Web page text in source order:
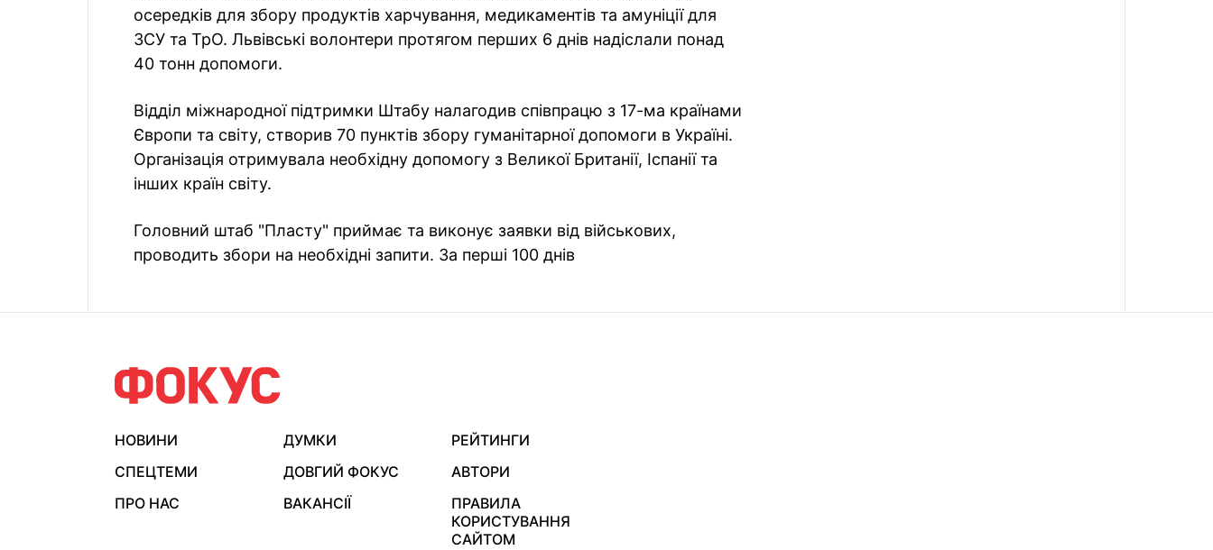
осередків для збору продуктів харчування, медикаментів та амуніції для
ЗСУ та ТрО. Львівські волонтери протягом перших 6 днів надіслали понад
40 тонн допомоги.
Відділ міжнародної підтримки Штабу налагодив співпрацю з 17-ма країнами
Європи та світу, створив 70 пунктів збору гуманітарної допомоги в Україні.
Організація отримувала необхідну допомогу з Великої Британії, Іспанії та
інших країн світу.
Головний штаб "Пласту" приймає та виконує заявки від військових,
проводить збори на необхідні запити. За перші 100 днів
НОВИНИ ДУМКИ
РЕЙТИНГИ
СПЕЦТЕМИ
ДОВГИЙ ФОКУС
АВТОРИ
ПРО НАС
ВАКАНСІЇ
ПРАВИЛА
КОРИСТУВАННЯ
САЙТОМ